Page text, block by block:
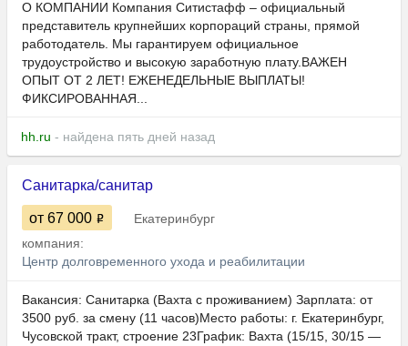
О КОМПАНИИ Компания Ситистафф – официальный
представитель крупнейших корпораций страны, прямой
работодатель. Мы гарантируем официальное
трудоустройство и высокую заработную плату.ВАЖЕН
ОПЫТ ОТ 2 ЛЕТ! ЕЖЕНЕДЕЛЬНЫЕ ВЫПЛАТЫ!
ФИКСИРОВАННАЯ...
hh.ru - найдена пять дней назад
Санитарка/санитар
от 67 000
Екатеринбург
компания:
Центр долговременного ухода и реабилитации
Вакансия: Санитарка (Вахта с проживанием) Зарплата: от
3500 руб. за смену (11 часов)Место работы: г. Екатеринбург,
Чусовской тракт, строение 23График: Вахта (15/15, 30/15 —